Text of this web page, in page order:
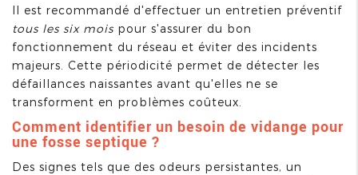
Il est recommandé d'effectuer un entretien préventif
tous les six mois pour s'assurer du bon
fonctionnement du réseau et éviter des incidents
majeurs. Cette périodicité permet de détecter les
défaillances naissantes avant qu'elles ne se
transforment en problèmes coûteux.
Comment identifier un besoin de vidange pour
une fosse septique ?
Des signes tels que des odeurs persistantes, un